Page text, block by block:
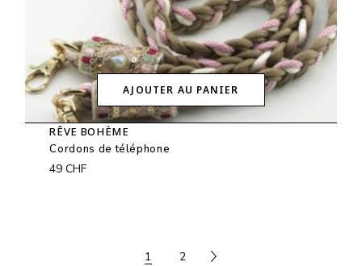
AJOUTER AU PANIER
RÊVE BOHÈME
Cordons de téléphone
49CHF
1 2